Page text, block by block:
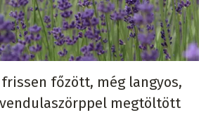
frissen főzött, még langyos,
megtöltött